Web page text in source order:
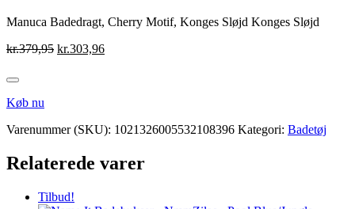
Manuca Badedragt, Cherry Motif, Konges Sløjd Konges Sløjd
kr.379,95 Den
kr.303,96Den
Køb nu
Varenummer (SKU): 1021326005532108396 Kategori: Badetøj
Relaterede varer
Tilbud!